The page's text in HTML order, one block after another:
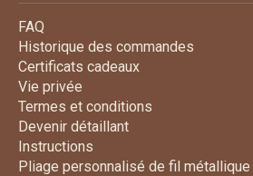
FAQ
Historique des commandes
Certificats cadeauxCertificats cadeaux
Vie privée
Termes et conditions
Devenir détaillantDevenir détaillant
Instructions
Pliage personnalisé de fil métallique